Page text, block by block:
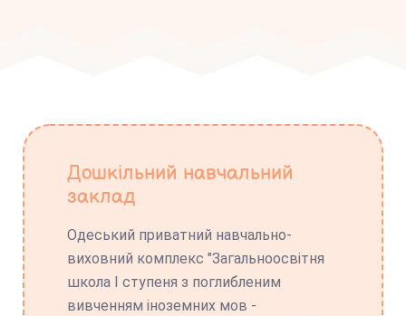
Дошкільний навчальний
заклад
Одеський приватний навчально-
виховний комплекс "Загальноосвітня
школа І ступеня з поглибленим
вивченням іноземних мов -